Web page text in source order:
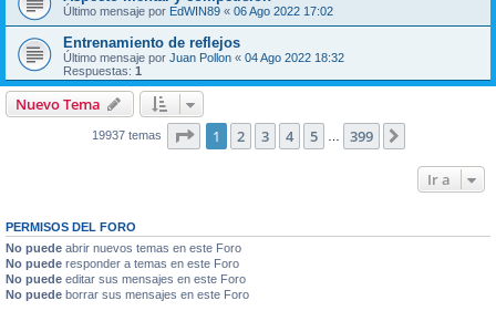
Último mensaje por EdWIN89 « 06 Ago 2022 17:02
Entrenamiento de reflejos
Último mensaje por Juan Pollon « 04 Ago 2022 18:32
Respuestas: 1
Nuevo Tema
19937 temas Página de 399
1 2 3 4 5 399
Ir a
PERMISOS DEL FORO
No puede abrir nuevos temas en este Foro
No puede responder a temas en este Foro
No puede editar sus mensajes en este Foro
No puede borrar sus mensajes en este Foro